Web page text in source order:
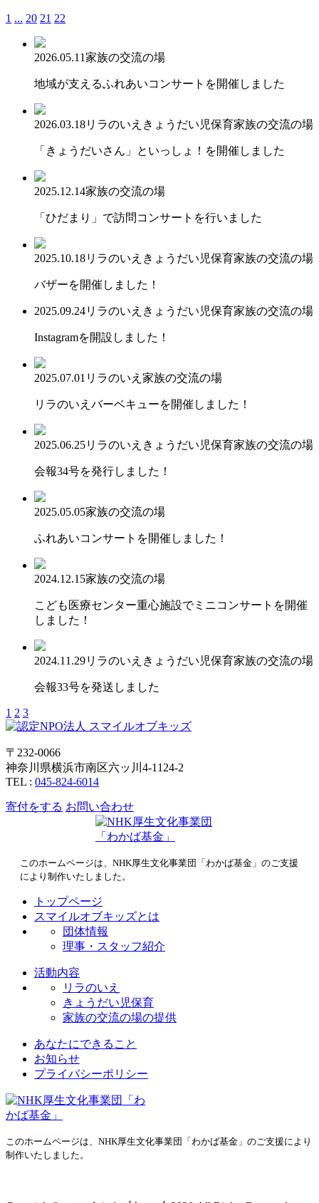
1 ... 20 21 22
2026.05.11家族の交流の場
地域が支えるふれあいコンサートを開催しました
2026.03.18リラのいえ きょうだい児保育家族の交流の場
「きょうだいさん」といっしょ！を開催しました
2025.12.14家族の交流の場
「ひだまり」で訪問コンサートを行いました
2025.10.18リラのいえ きょうだい児保育家族の交流の場
バザーを開催しました！
2025.09.24リラのいえ きょうだい児保育家族の交流の場
Instagramを開設しました！
2025.07.01 リラのいえ 家族の交流の場
リラのいえバーベキューを開催しました！
2025.06.25リラのいえ きょうだい児保育家族の交流の場
会報34号を発行しました！
2025.05.05家族の交流の場
ふれあいコンサートを開催しました！
2024.12.15家族の交流の場
こども医療センター重心施設でミニコンサートを開催
しました！
2024.11.29リラのいえ きょうだい児保育家族の交流の場
会報33号を発送しました
1 2 3
〒232-0066
神奈川県横浜市南区六ッ川4-1124-2
TEL : 045-824-6014
寄付をする お問い合わせ
このホームページは、NHK厚生文化事業団「わかば基金」のご支援
により制作いたしました。
トップページ
スマイルオブキッズとは
団体情報
理事・スタッフ紹介
活動内容
リラのいえ
きょうだい児保育
家族の交流の場の提供
あなたにできること
お知らせ
プライバシーポリシー
このホームページは、NHK厚生文化事業団「わかば基金」のご支援により
制作いたしました。